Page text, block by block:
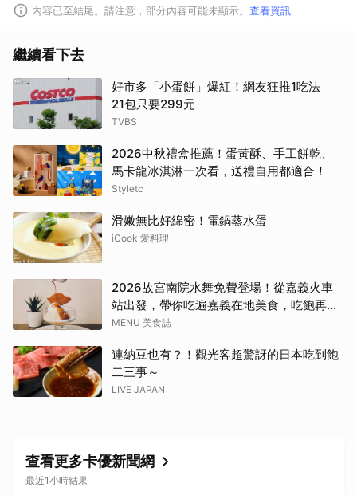
內容已至結尾。請注意，部分內容可能未顯示。 查看資訊
繼續看下去
好市多「小蛋餅」爆紅！網友狂推1吃法
21包只要299元
TVBS
2026中秋禮盒推薦！蛋黃酥、手工餅乾、
馬卡龍冰淇淋一次看，送禮自用都適合！
Styletc
滑嫩無比好綿密！電鍋蒸水蛋
iCook 愛料理
2026故宮南院水舞免費登場！從嘉義火車
站出發，帶你吃遍嘉義在地美食，吃飽再去
看夜間展演，這周末就這樣安排吧！
MENU 美食誌
連納豆也有？！觀光客超驚訝的日本吃到飽
二三事～
LIVE JAPAN
查看更多卡優新聞網
最近1小時結果